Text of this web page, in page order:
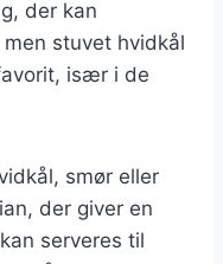
der kan
stuvet hvidkål
især i de
smør eller
der giver en
serveres til